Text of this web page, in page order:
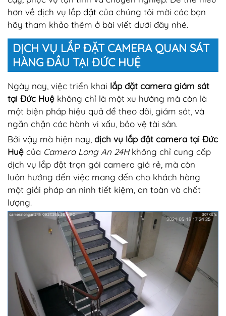
hơn về dịch vụ lắp đặt của chúng tôi mời các bạn
hãy tham khảo thêm ở bài viết dưới đây nhé.
DỊCH VỤ LẮP ĐẶT CAMERA QUAN SÁT
HÀNG ĐẦU TẠI ĐỨC HUỆ
Ngày nay, việc triển khai lắp đặt camera giám sát
tại Đức Huệ không chỉ là một xu hướng mà còn là
một biện pháp hiệu quả để theo dõi, giám sát, và
ngăn chặn các hành vi xấu, bảo vệ tài sản.
Bởi vậy mà hiện nay, dịch vụ lắp đặt camera tại Đức
Huệ của Camera Long An 24Hkhông chỉ cung cấp
dịch vụ lắp đặt trọn gói camera giá rẻ, mà còn
luôn hướng đến việc mang đến cho khách hàng
một giải pháp an ninh tiết kiệm, an toàn và chất
lượng.